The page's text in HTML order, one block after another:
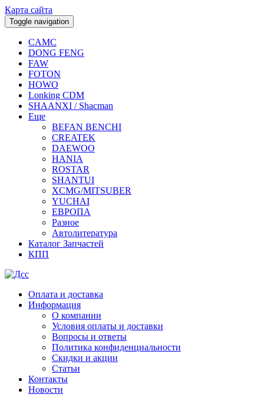
Карта сайта
Toggle navigation
CAMC
DONG FENG
FAW
FOTON
HOWO
Lonking CDM
SHAANXI / Shacman
Еще
BEFAN BENCHI
CREATEK
DAEWOO
HANIA
ROSTAR
SHANTUI
XCMG/MITSUBER
YUCHAI
ЕВРОПА
Разное
Aвтолитература
Каталог Запчастей
КПП
Оплата и доставка
Информация
О компании
Условия оплаты и доставки
Вопросы и ответы
Политика конфиденциальности
Скидки и акции
Статьи
Контакты
Новости